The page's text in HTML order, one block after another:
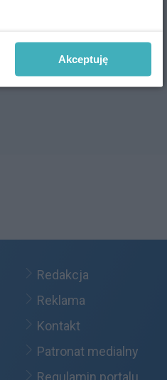
Redakcja
Reklama
Kontakt
Patronat medialny
Regulamin portalu
Akceptuję